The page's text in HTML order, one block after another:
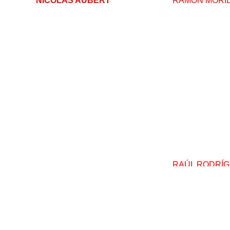
RAÚL